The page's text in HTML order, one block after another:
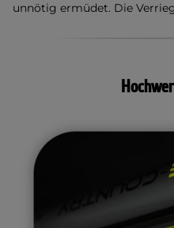
unnötig ermüdet. Die